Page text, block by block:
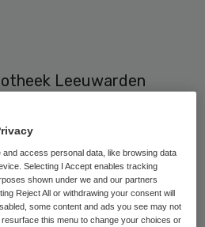
Leeuwarden
De apotheek vestigt
naast de
Medisch Centrum
access personal data, like browsing data
Selecting I Accept enables tracking
shown under we and our partners
Reject All or withdrawing your consent will
some content and ads you see may not
this menu to change your choices or